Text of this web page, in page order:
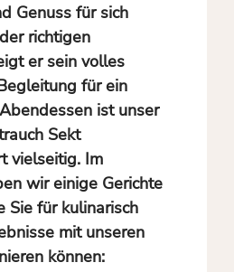
Genuss für sich
richtigen
er sein volles
für ein
ist unser
Sekt
vielseitig. Im
wir einige Gerichte
Sie für kulinarisch
mit unseren
können: